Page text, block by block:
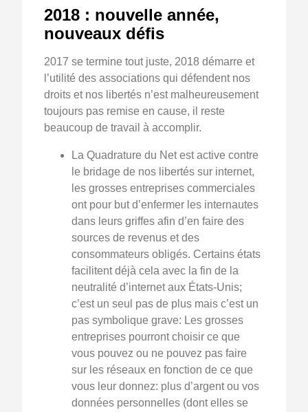
2018 : nouvelle année,
nouveaux défis
2017 se termine tout juste, 2018 démarre et
l’utilité des associations qui défendent nos
droits et nos libertés n’est malheureusement
toujours pas remise en cause, il reste
beaucoup de travail à accomplir.
La Quadrature du Net est active contre
le bridage de nos libertés sur internet,
les grosses entreprises commerciales
ont pour but d’enfermer les internautes
dans leurs griffes afin d’en faire des
sources de revenus et des
consommateurs obligés. Certains états
facilitent déjà cela avec la fin de la
neutralité d’internet aux États-Unis;
c’est un seul pas de plus mais c’est un
pas symbolique grave: Les grosses
entreprises pourront choisir ce que
vous pouvez ou ne pouvez pas faire
sur les réseaux en fonction de ce que
vous leur donnez: plus d’argent ou vos
données personnelles (dont elles se